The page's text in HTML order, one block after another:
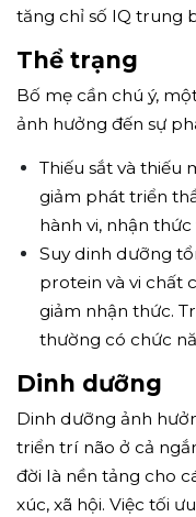
tăng chỉ số IQ trung
Thể trạng
Bố mẹ cần chú ý,
ảnh hưởng đến sự
Thiếu sắt và thiếu
giảm phát triển
hành vi, nhận
Suy dinh dưỡng
protein và vi chất
giảm nhận thức.
thường có chức
Dinh dưỡng
Dinh dưỡng ảnh
triển trí não ở cả
đời là nền tảng cho
xúc, xã hội. Việc tối